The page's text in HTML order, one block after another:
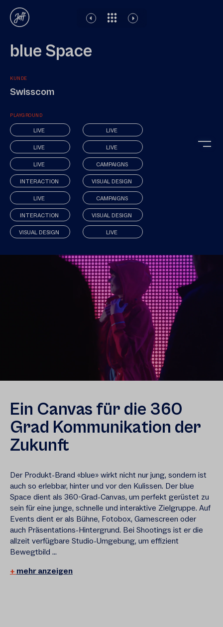
blue Space
KUNDE
Swisscom
PLAYGROUND
LIVE LIVE
LIVE LIVE
LIVE CAMPAIGNS
INTERACTION VISUAL DESIGN
LIVE CAMPAIGNS
INTERACTION VISUAL DESIGN
VISUAL DESIGN LIVE
Ein Canvas für die 360
Grad Kommunikation der
Zukunft
Der Produkt-Brand «blue» wirkt nicht nur jung, sondern ist
auch so erlebbar, hinter und vor den Kulissen. Der blue
Space dient als 360-Grad-Canvas, um perfekt gerüstet zu
sein für eine junge, schnelle und interaktive Zielgruppe. Auf
Events dient er als Bühne, Fotobox, Gamescreen oder
auch Präsentations-Hintergrund. Bei Shootings ist er die
allzeit verfügbare Studio-Umgebung, um effizient
Bewegtbild ...
mehr anzeigen